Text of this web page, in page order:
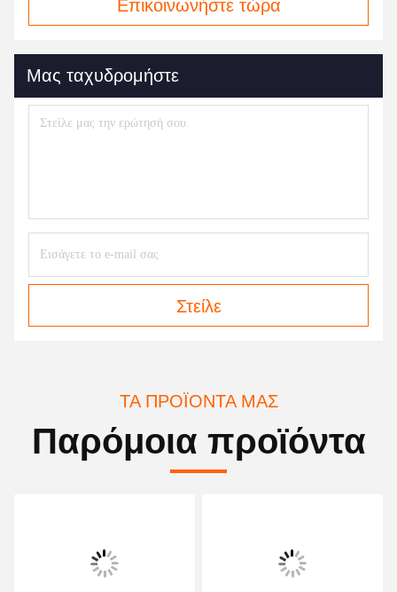
Επικοινωνήστε τώρα
Μας ταχυδρομήστε
Στείλε
ΤΑ ΠΡΟΪΌΝΤΑ ΜΑΣ
Παρόμοια προϊόντα